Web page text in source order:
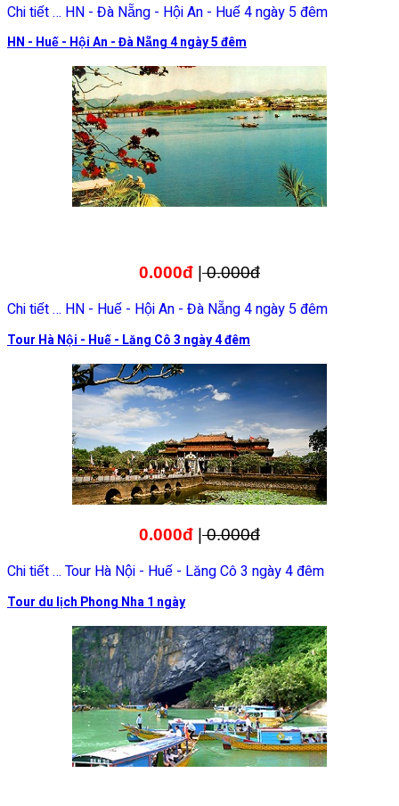
Chi tiết … HN - Đà Nẵng - Hội An - Huế 4 ngày 5 đêm
HN - Huế - Hội An - Đà Nẵng 4 ngày 5 đêm
0.000đ 0.000đ
Chi tiết … HN - Huế - Hội An - Đà Nẵng 4 ngày 5 đêm
Tour Hà Nội - Huế - Lăng Cô 3 ngày 4 đêm
0.000đ 0.000đ
Chi tiết … Tour Hà Nội - Huế - Lăng Cô 3 ngày 4 đêm
Tour du lịch Phong Nha 1 ngày